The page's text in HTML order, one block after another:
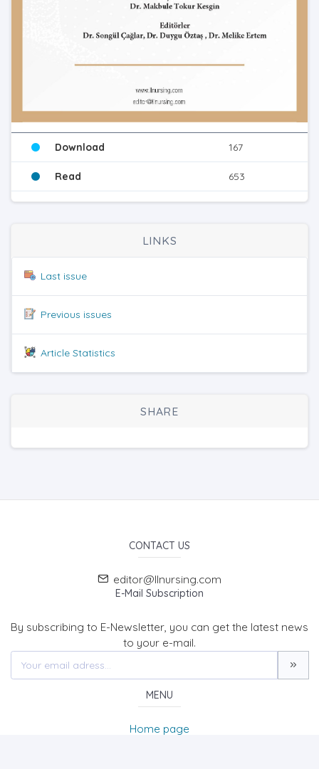
Download 167
Read 653
LINKS
Last issue
Previous issues
Article Statistics
SHARE
CONTACT US
editor@llnursing.com
E-Mail Subscription
By subscribing to E-Newsletter, you can get the latest news
to your e-mail.
MENU
Home page